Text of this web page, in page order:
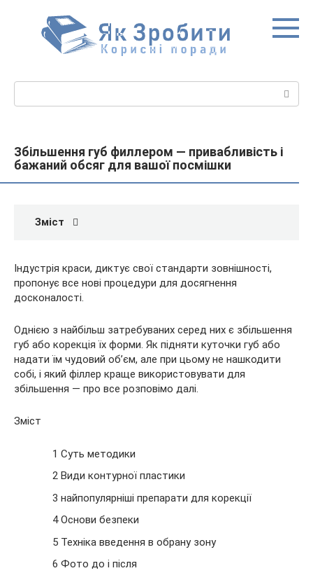
Збільшення губ филлером — привабливість і
бажаний обсяг для вашої посмішки
Зміст
Індустрія краси, диктує свої стандарти зовнішності,
пропонує все нові процедури для досягнення
досконалості.
Однією з найбільш затребуваних серед них є збільшення
губ або корекція їх форми. Як підняти куточки губ або
надати їм чудовий об’єм, але при цьому не нашкодити
собі, і який філлер краще використовувати для
збільшення — про все розповімо далі.
Зміст
1 Суть методики
2 Види контурної пластики
3 найпопулярніші препарати для корекції
4 Основи безпеки
5 Техніка введення в обрану зону
6 Фото до і після